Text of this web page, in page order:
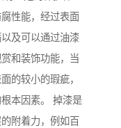
性能，经过表面
及可以通过油漆
和装饰功能，当
的较小的瑕疵，
本因素。 掉漆是
附着力，例如百